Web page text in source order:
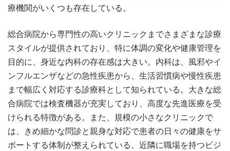
療機関がいくつも存在している。
総合病院から専門性の高いクリニックまでさまざまな診療
スタイルが提供されており、特に体調の変化や健康管理を
目的に、身近な内科の存在感は大きい。内科は、風邪やイ
ンフルエンザなどの急性疾患から、生活習慣病や慢性疾患
まで幅広く対応する診療科として知られている。大きな総
合病院では検査機器が充実しており、高度な先進医療を受
けられる特徴がある。また、規模の小さなクリニックで
は、きめ細かな問診と親身な対応で患者の日々の健康をサ
ポートする体制が整えられている。近隣に職場を持つビジ